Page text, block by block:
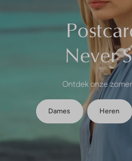
Never
Ontdek onze
Dames Heren